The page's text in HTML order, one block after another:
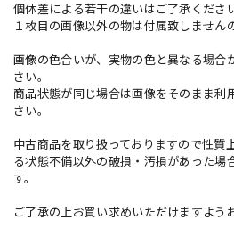
個体差による若干の違いはご了承くださ
１枚目の画像以外の物は付属致しません
画像の色合いが、実物の色と異なる場合
さい。
商品状態が同じ場合は画像をそのまま利
さい。
中古商品を取り扱っておりますので性質
る状態不備以外の破損・汚損があった場
す。
ご了承の上お買い求めいただけますよう